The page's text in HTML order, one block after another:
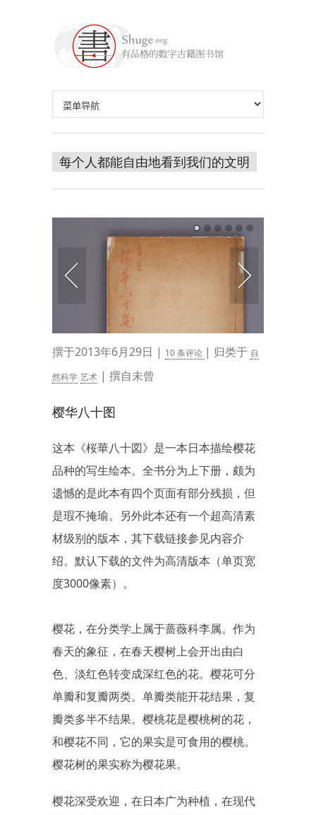
每个人都能自由地看到我们的文明
撰于2013年6月29日 | 10 条评论 | 归类于 自
然科学 艺术 | 撰自未曾
樱华八十图
这本《桜華八十図》是一本日本描绘樱花
品种的写生绘本。全书分为上下册，颇为
遗憾的是此本有四个页面有部分残损，但
是瑕不掩瑜。另外此本还有一个超高清素
材级别的版本，其下载链接参见内容介
绍。默认下载的文件为高清版本（单页宽
度3000像素）。
樱花，在分类学上属于蔷薇科李属。作为
春天的象征，在春天樱树上会开出由白
色、淡红色转变成深红色的花。樱花可分
单瓣和复瓣两类。单瓣类能开花结果，复
瓣类多半不结果。樱桃花是樱桃树的花，
和樱花不同，它的果实是可食用的樱桃。
樱花树的果实称为樱花果。
樱花深受欢迎，在日本广为种植，在现代